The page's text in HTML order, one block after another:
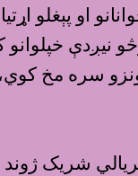
او پېغلو
نيږدې
سره مخ
شريک ژوند